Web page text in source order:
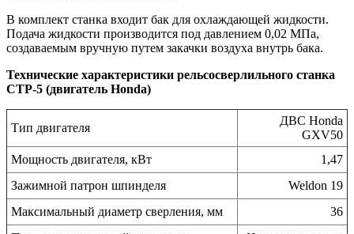
В комплект станка входит бак для охлаждающей жидкости.
Подача жидкости производится под давлением 0,02 МПа,
создаваемым вручную путем закачки воздуха внутрь бака.
Технические характеристики рельсосверлильного станка
СТР-5 (двигатель Honda)
Тип двигателя
ДВС Honda
GXV50
Мощность двигателя, кВт
1,47
Зажимной патрон шпинделя
Weldon 19
Максимальный диаметр сверления, мм
36